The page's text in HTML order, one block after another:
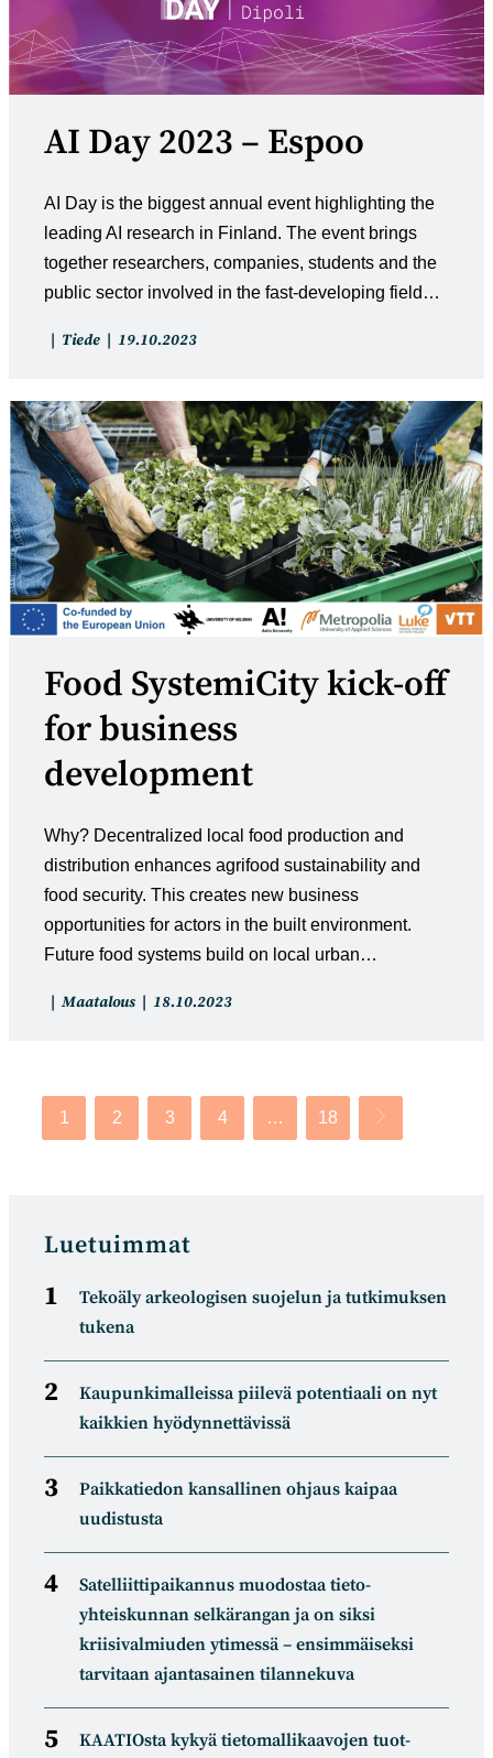
AI Day 2023 – Espoo
AI Day is the biggest annual event highlighting the
leading AI research in Finland. The event brings
together researchers, companies, students and the
public sector involved in the fast-developing field…
Artikkelin
Tiede
Artikkeli
19.10.2023
Food SystemiCity kick-off
for business
development
Why? Decentralized local food production and
distribution enhances agrifood sustainability and
food security. ​This creates new business
opportunities for actors in the built environment. ​
Future food systems build on local urban…
Artikkelin
Maatalous
Artikkeli
18.10.2023
1 2 3 4 … 18 Siirry
Luetuimmat
Tekoäly arkeologisen suojelun ja tutkimuksen
tukena
Kaupunkimalleissa piilevä potentiaali on nyt
kaikkien hyödynnettävissä
Paikkatiedon kansallinen ohjaus kaipaa
uudistusta
Satelliitti­paikannus muodostaa tieto­
yhteiskunnan selkä­rangan ja on siksi
kriisivalmiuden ytimessä – ensimmäiseksi
tarvitaan ajantasainen tilannekuva
KAATIOsta kykyä tietomal­likaa­vojen tuot­